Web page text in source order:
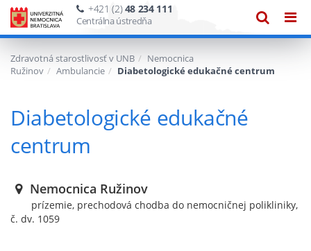
+421 (2)48 234 111
Centrálna ústredňa
Zdravotná starostlivosť v UNB
Nemocnica
Ružinov
Ambulancie Diabetologické edukačné centrum
Diabetologické edukačné
centrum
Nemocnica Ružinov
prízemie, prechodová chodba do nemocničnej polikliniky,
č. dv. 1059